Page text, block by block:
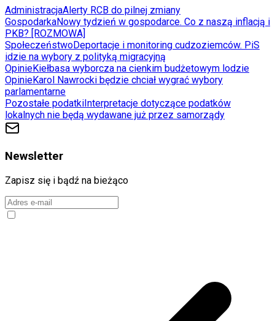
AdministracjaAlerty RCB do pilnej zmiany
GospodarkaNowy tydzień w gospodarce. Co z naszą inflacją i
PKB? [ROZMOWA]
SpołeczeństwoDeportacje i monitoring cudzoziemców. PiS
idzie na wybory z polityką migracyjną
OpinieKiełbasa wyborcza na cienkim budżetowym lodzie
OpinieKarol Nawrocki będzie chciał wygrać wybory
parlamentarne
Pozostałe podatki Interpretacje dotyczące podatków
lokalnych nie będą wydawane już przez samorządy
Newsletter
Zapisz się i bądź na bieżąco